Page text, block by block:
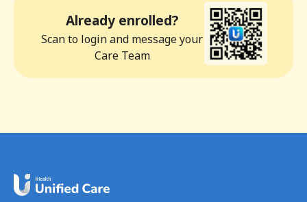
Already enrolled?
Scan to login and message your
Care Team